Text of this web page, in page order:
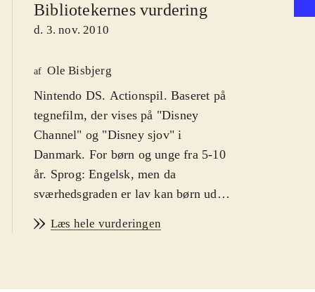
Bibliotekernes vurdering
d. 3. nov. 2010
af Ole Bisbjerg
Nintendo DS. Actionspil. Baseret på
tegnefilm, der vises på "Disney
Channel" og "Disney sjov" i
Danmark. For børn og unge fra 5-10
år. Sprog: Engelsk, men da
sværhedsgraden er lav kan børn uden
PEGI:3.
Læs hele vurderingen